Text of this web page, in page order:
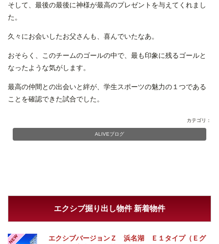
そして、最後の最後に神様が最高のプレゼントを与えてくれまし
た。
久々にお会いしたお父さんも、喜んでいたなあ。
おそらく、このチームのゴールの中で、最も印象に残るゴールと
なったような気がします。
最高の仲間との出会いと絆が、学生スポーツの魅力の１つである
ことを確認できた試合でした。
カテゴリ：
ALIVEブログ
エクシブ掘り出し物件 新着物件
NEW
エクシブバージョンＺ 浜名湖 Ｅ１タイプ（Ｅグ